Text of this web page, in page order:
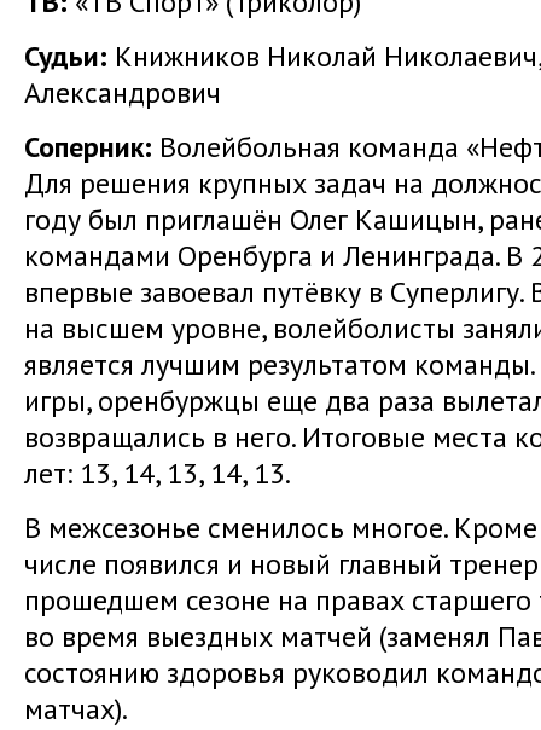
Судьи: Книжников Николай
Александрович
Соперник: Волейбольная команда
Для решения крупных задач на
году был приглашён Олег Кашицын,
командами Оренбурга и Ленинграда. В
впервые завоевал путёвку в
на высшем уровне, волейболисты
является лучшим результатом
игры, оренбуржцы еще два раза
возвращались в него. Итоговые места
лет: 13, 14, 13, 14, 13.
В межсезонье сменилось многое.
числе появился и новый главный
прошедшем сезоне на правах старшего
во время выездных матчей (заменял
состоянию здоровья руководил
матчах).